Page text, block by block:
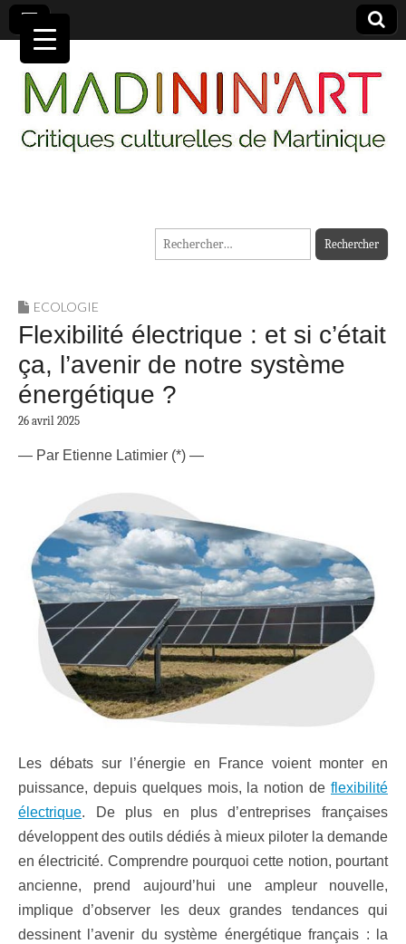
MADININ'ART
Rechercher :
ECOLOGIE
Flexibilité électrique : et si c’était
ça, l’avenir de notre système
énergétique ?
26 avril 2025
— Par Etienne Latimier (*) —
Les débats sur l’énergie en France voient monter en
puissance, depuis quelques mois, la notion de flexibilité
électrique. De plus en plus d’entreprises françaises
développent des outils dédiés à mieux piloter la demande
en électricité. Comprendre pourquoi cette notion, pourtant
ancienne, prend aujourd’hui une ampleur nouvelle,
implique d’observer les deux grandes tendances qui
dessinent l’avenir du système énergétique français : la